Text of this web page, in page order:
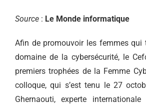
Source: Le Monde informatique
Afin de promouvoir les femmes qui
domaine de la cybersécurité, le
premiers trophées de la Femme
colloque, qui s’est tenu le 27
Ghernaouti, experte internationale